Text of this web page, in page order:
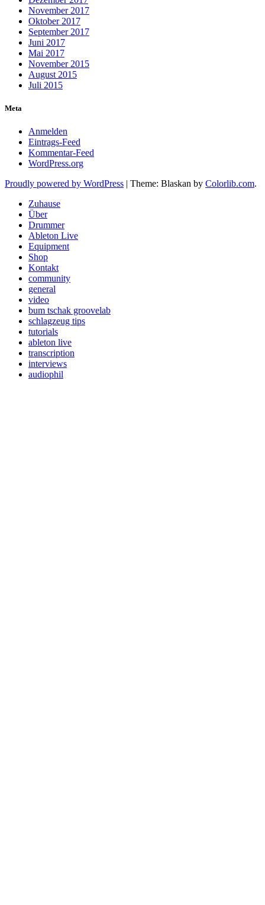
November 2017
Oktober 2017
September 2017
Juni 2017
Mai 2017
November 2015
August 2015
Juli 2015
Meta
Anmelden
Eintrags-Feed
Kommentar-Feed
WordPress.org
Proudly powered by WordPress | Theme: Blaskan by Colorlib.com.
Zuhause
Über
Drummer
Ableton Live
Equipment
Shop
Kontakt
community
general
video
bum tschak groovelab
schlagzeug tips
tutorials
ableton live
transcription
interviews
audiophil